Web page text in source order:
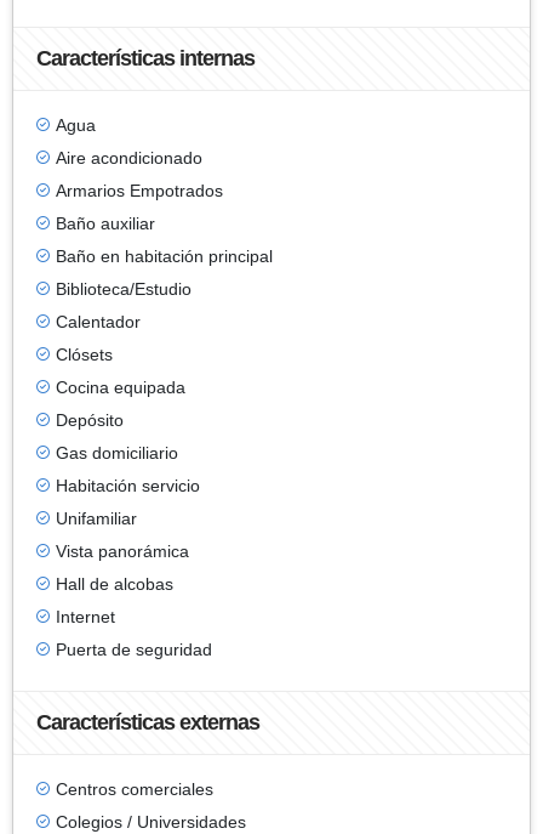
Características internas
Agua
Aire acondicionado
Armarios Empotrados
Baño auxiliar
Baño en habitación principal
Biblioteca/Estudio
Calentador
Clósets
Cocina equipada
Depósito
Gas domiciliario
Habitación servicio
Unifamiliar
Vista panorámica
Hall de alcobas
Internet
Puerta de seguridad
Características externas
Centros comerciales
Colegios / Universidades